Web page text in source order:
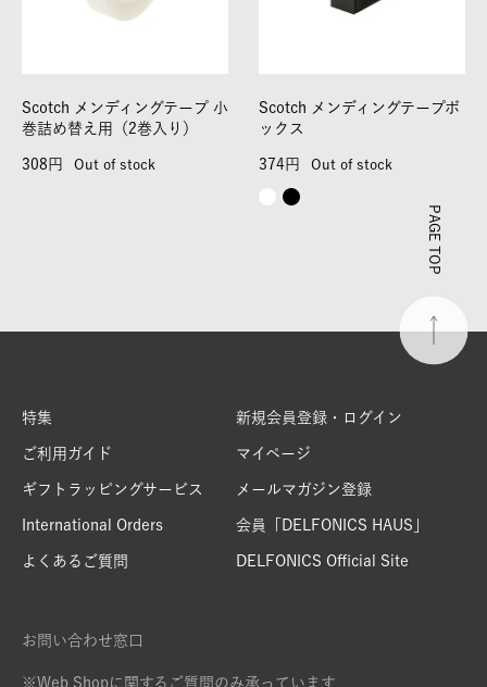
Scotch メンディングテープ 小
巻詰め替え用（2巻入り）
308 Out of stock
Scotch メンディングテープボ
ックス
374 Out of stock
PAGE TOP
特集
ご利用ガイド
ギフトラッピングサービス
International Orders
よくあるご質問
新規会員登録・ログイン
マイページ
メールマガジン登録
会員「DELFONICS HAUS」
DELFONICS Official Site
お問い合わせ窓口
※Web Shopに関するご質問のみ承っています